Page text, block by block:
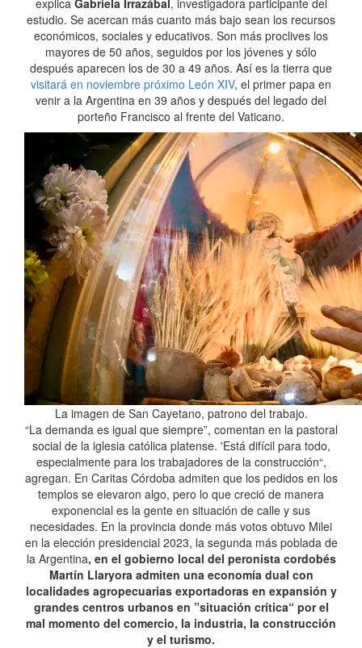
explica Gabriela Irrazábal , investigadora participante del
estudio. Se acercan más cuanto más bajo sean los recursos
económicos, sociales y educativos. Son más proclives los
mayores de 50 años, seguidos por los jóvenes y sólo
después aparecen los de 30 a 49 años. Así es la tierra que
visitará en noviembre próximo León XIV, el primer papa en
venir a la Argentina en 39 años y después del legado del
porteño Francisco al frente del Vaticano.
La imagen de San Cayetano, patrono del trabajo.
“La demanda es igual que siempre”, comentan en la pastoral
social de la iglesia católica platense. 'Está difícil para todo,
especialmente para los trabajadores de la construcción“,
agregan. En Caritas Córdoba admiten que los pedidos en los
templos se elevaron algo, pero lo que creció de manera
exponencial es la gente en situación de calle y sus
necesidades. En la provincia donde más votos obtuvo Milei
en la elección presidencial 2023, la segunda más poblada de
la Argentina, en el gobierno local del peronista cordobés
Martín Llaryora admiten una economía dual con
localidades agropecuarias exportadoras en expansión y
grandes centros urbanos en ”situación crítica“ por el
mal momento del comercio, la industria, la construcción
y el turismo.